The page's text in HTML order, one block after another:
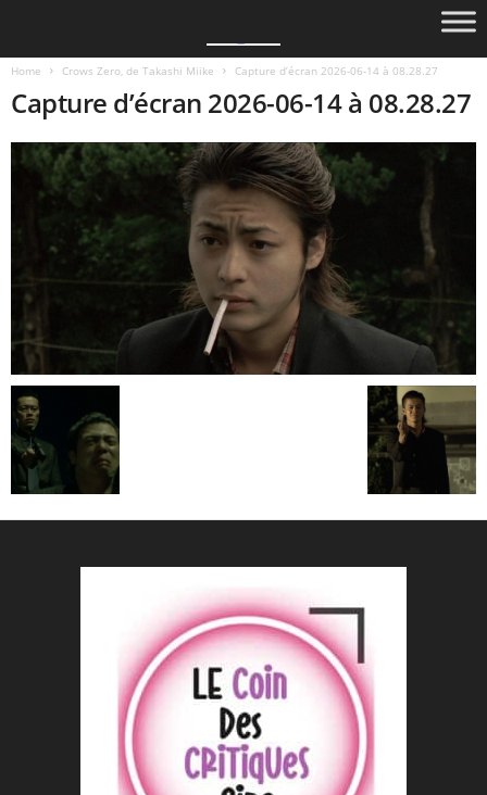
Home Crows Zero, de Takashi Miike Capture d’écran 2026-06-14 à 08.28.27
Capture d’écran 2026-06-14 à 08.28.27